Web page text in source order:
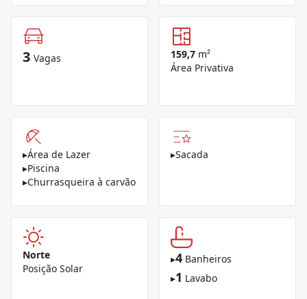
3 Vagas 159,7 m²
Área Privativa
▸Área de Lazer
▸Piscina
▸Churrasqueira à carvão
▸Sacada
Norte
Posição Solar
▸4 Banheiros
▸1 Lavabo